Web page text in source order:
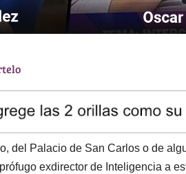
del Palacio de San Carlos o de
exdirector de Inteligencia a